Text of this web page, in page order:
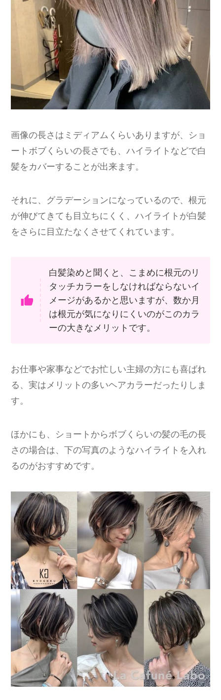
画像の長さはミディアムくらいありますが、ショ
ートボブくらいの長さでも、ハイライトなどで白
髪をカバーすることが出来ます。
それに、グラデーションになっているので、根元
が伸びてきても目立ちにくく、ハイライトが白髪
をさらに目立たなくさせてくれています。
白髪染めと聞くと、こまめに根元のリ
タッチカラーをしなければならないイ
メージがあるかと思いますが、数か月
は根元が気になりにくいのがこのカラ
ーの大きなメリットです。
お仕事や家事などでお忙しい主婦の方にも喜ばれ
る、実はメリットの多いヘアカラーだったりしま
す。
ほかにも、ショートからボブくらいの髪の毛の長
さの場合は、下の写真のようなハイライトを入れ
るのがおすすめです。